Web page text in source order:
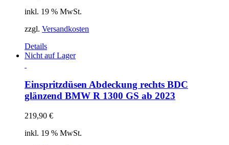
inkl. 19 % MwSt.
zzgl. Versandkosten
Details
Nicht auf Lager
Einspritzdüsen Abdeckung rechts BDC
glänzend BMW R 1300 GS ab 2023
219,90 €
inkl. 19 % MwSt.